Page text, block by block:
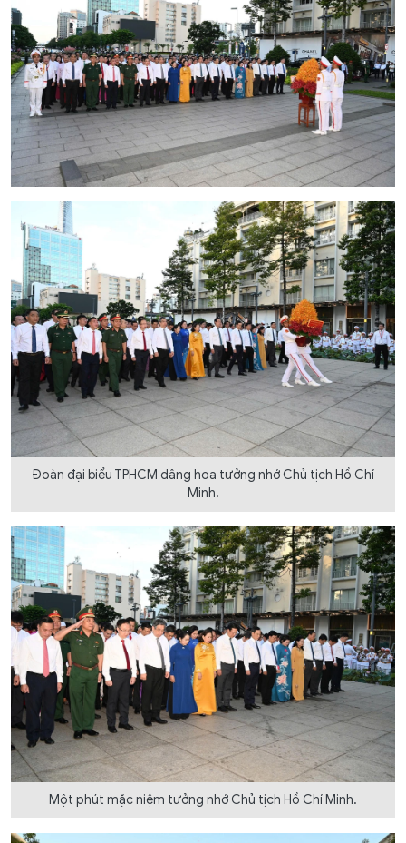
Đoàn đại biểu TPHCM dâng hoa tưởng nhớ Chủ tịch Hồ Chí
Minh.
Một phút mặc niệm tưởng nhớ Chủ tịch Hồ Chí Minh.